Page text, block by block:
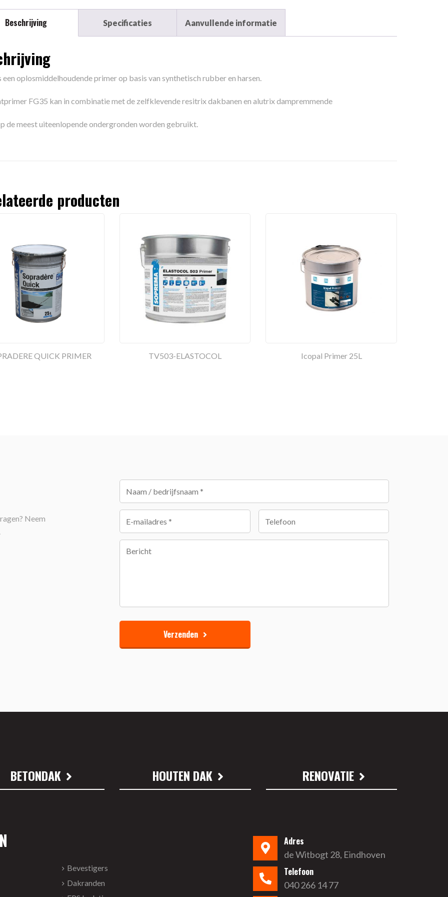
Beschrijving Specificaties Aanvullende informatie
een oplosmiddelhoudende primer op basis van synthetisch rubber en harsen.
FG35 kan in combinatie met de zelfklevende resitrix dakbanen en alutrix dampremmende
de meest uiteenlopende ondergronden worden gebruikt.
producten
QUICK PRIMER TV503-ELASTOCOL Icopal Primer 25L
Neem
Verzenden
BETONDAK HOUTEN DAK RENOVATIE
Bevestigers
Dakranden
Adres
de Witbogt 28, Eindhoven
Telefoon
040 266 14 77